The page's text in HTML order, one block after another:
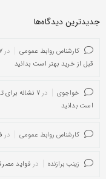
جدیدترین دیدگاه‌‌ها
کارشناس روابط عمومی در
قبل از خرید بهتر است بدانید
خواجوی در
۷ نشانه
است بدانید
کارشناس روابط عمومی در
زینب برازنده در فواید